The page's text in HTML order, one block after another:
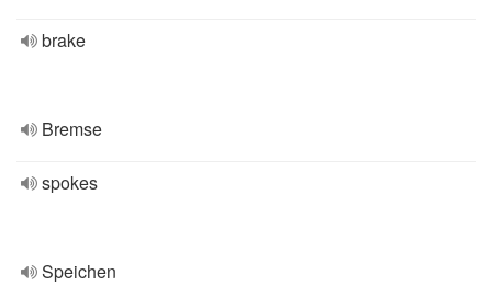
brake
Bremse
spokes
Speichen